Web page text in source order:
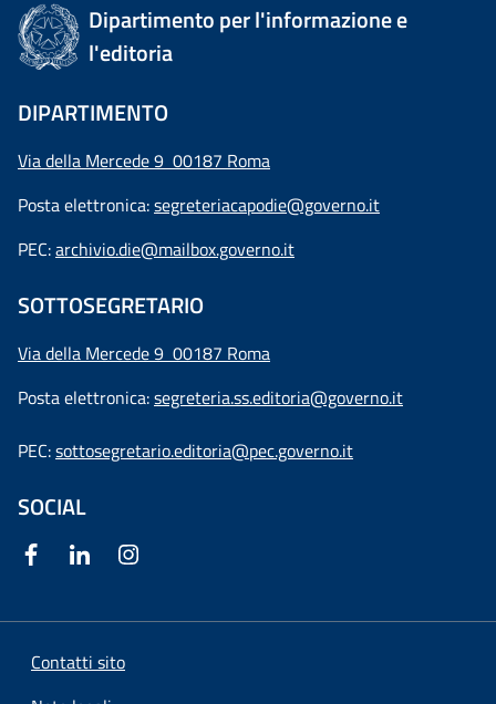
Dipartimento per l'informazione e
l'editoria
DIPARTIMENTO
Via della Mercede 9 00187 Roma
Posta elettronica:segreteriacapodie@governo.it
PEC:archivio.die@mailbox.governo.it
SOTTOSEGRETARIO
Via della Mercede 9 00187 Roma
Posta elettronica:segreteria.ss.editoria@governo.it
PEC:sottosegretario.editoria@pec.governo.it
SOCIAL
Contatti sito